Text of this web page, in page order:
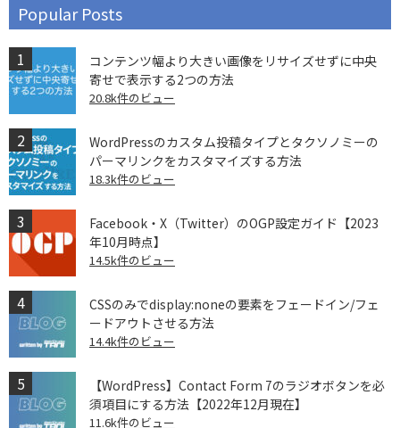
Popular Posts
コンテンツ幅より大きい画像をリサイズせずに中央
寄せで表示する2つの方法
20.8k件のビュー
WordPressのカスタム投稿タイプとタクソノミーの
パーマリンクをカスタマイズする方法
18.3k件のビュー
Facebook・X（Twitter）のOGP設定ガイド【2023
年10月時点】
14.5k件のビュー
CSSのみでdisplay:noneの要素をフェードイン/フェ
ードアウトさせる方法
14.4k件のビュー
【WordPress】Contact Form 7のラジオボタンを必
須項目にする方法【2022年12月現在】
11.6k件のビュー